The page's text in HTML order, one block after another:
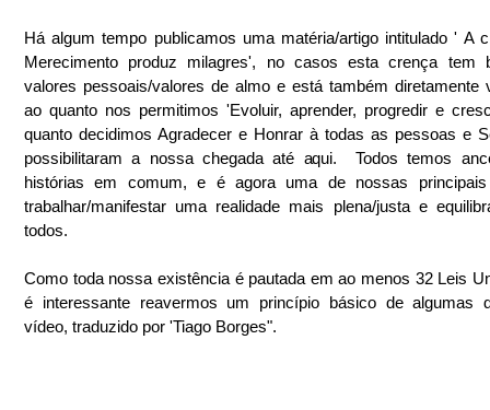
Há algum tempo publicamos uma matéria/artigo intitulado ' A
Merecimento produz milagres', no casos esta crença tem
valores pessoais/valores de almo e está também diretamente
ao quanto nos permitimos 'Evoluir, aprender, progredir e
quanto decidimos Agradecer e Honrar à todas as pessoas e
possibilitaram a nossa chegada até aqui.  Todos temos
histórias em comum, e é agora uma de nossas principais
trabalhar/manifestar uma realidade mais plena/justa e
todos.
Como toda nossa existência é pautada em ao menos 32 Leis
é interessante reavermos um princípio básico de algumas
vídeo, traduzido por 'Tiago Borges".